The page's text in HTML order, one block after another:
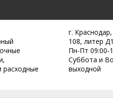
расходные
г.
108, литер
Пн-Пт 09:00-
Суббота и
выходной